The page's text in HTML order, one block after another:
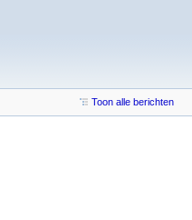
Toon alle berichten